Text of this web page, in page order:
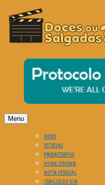
DOCES OU SALGADAS?
O Cinema? Uma Paixão!!
Menu
NEWS
ESTREIAS
PASSATEMPOS
HOME CINEMA
NOTA PESSOAL
TRAILER DO DIA